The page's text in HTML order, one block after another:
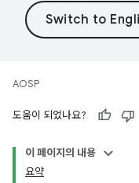
AOSP
도움이 되었나요?
이 페이지의 내용
요약